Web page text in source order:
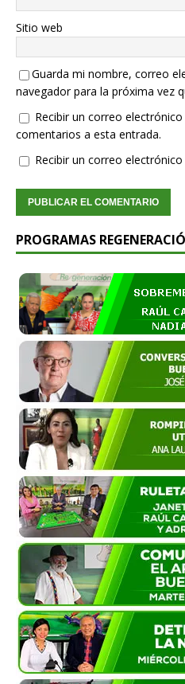
Sitio web
Guarda mi nombre, correo
navegador para la próxima vez
Recibir un correo
comentarios a esta entrada.
Recibir un correo
PROGRAMAS